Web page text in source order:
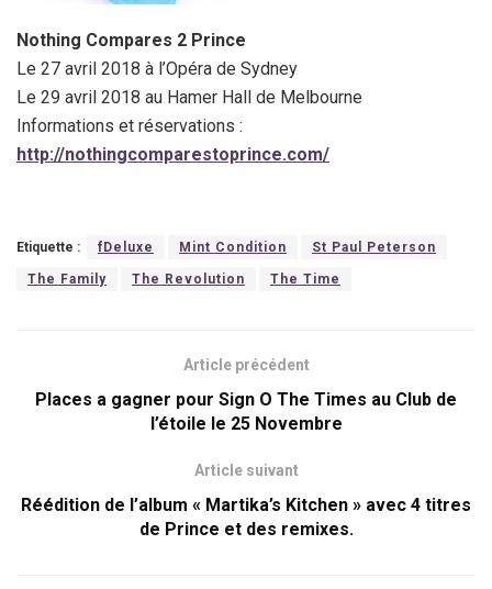
Nothing Compares 2 Prince
Le 27 avril 2018 à l’Opéra de Sydney
Le 29 avril 2018 au Hamer Hall de Melbourne
Informations et réservations :
http://nothingcomparestoprince.com/
Etiquette : fDeluxe Mint Condition St Paul Peterson
The Family The Revolution The Time
Article précédent
Places a gagner pour Sign O The Times au Club de
l’étoile le 25 Novembre
Article suivant
Réédition de l’album « Martika’s Kitchen » avec 4 titres
de Prince et des remixes.